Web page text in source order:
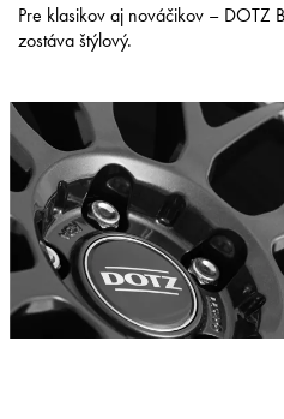
Pre klasikov aj nováčikov – DOTZ
zostáva štýlový.